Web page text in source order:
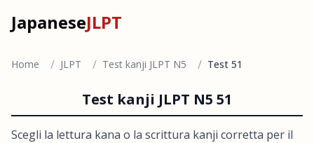
JapaneseJLPT
Home / JLPT / Test kanji JLPT N5 / Test 51
Test kanji JLPT N5 51
Scegli la lettura kana o la scrittura kanji corretta per il